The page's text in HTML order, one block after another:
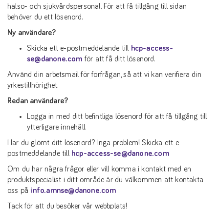
hälso- och sjukvårdspersonal. För att få tillgång till sidan
behöver du ett lösenord.
Ny användare?
Skicka ett e-postmeddelande till
hcp-access-
se@danone.com för att få ditt lösenord.
Använd din arbetsmail för förfrågan, så att vi kan verifiera din
yrkestillhörighet.
Redan användare?
Logga in med ditt befintliga lösenord för att få tillgång till
ytterligare innehåll.
Har du glömt ditt lösenord? Inga problem! Skicka ett e-
postmeddelande till
hcp-access-se@danone.com
Om du har några frågor eller vill komma i kontakt med en
produktspecialist i ditt område är du välkommen att kontakta
oss på info.amnse@danone.com
Tack för att du besöker vår webbplats!